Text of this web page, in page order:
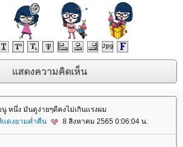
หนึ่ง มันดูง่ายๆดีคงไม่เกินแรงผม
แดงยามค่ำคืน 8 สิงหาคม 2565 0:06:04 น.